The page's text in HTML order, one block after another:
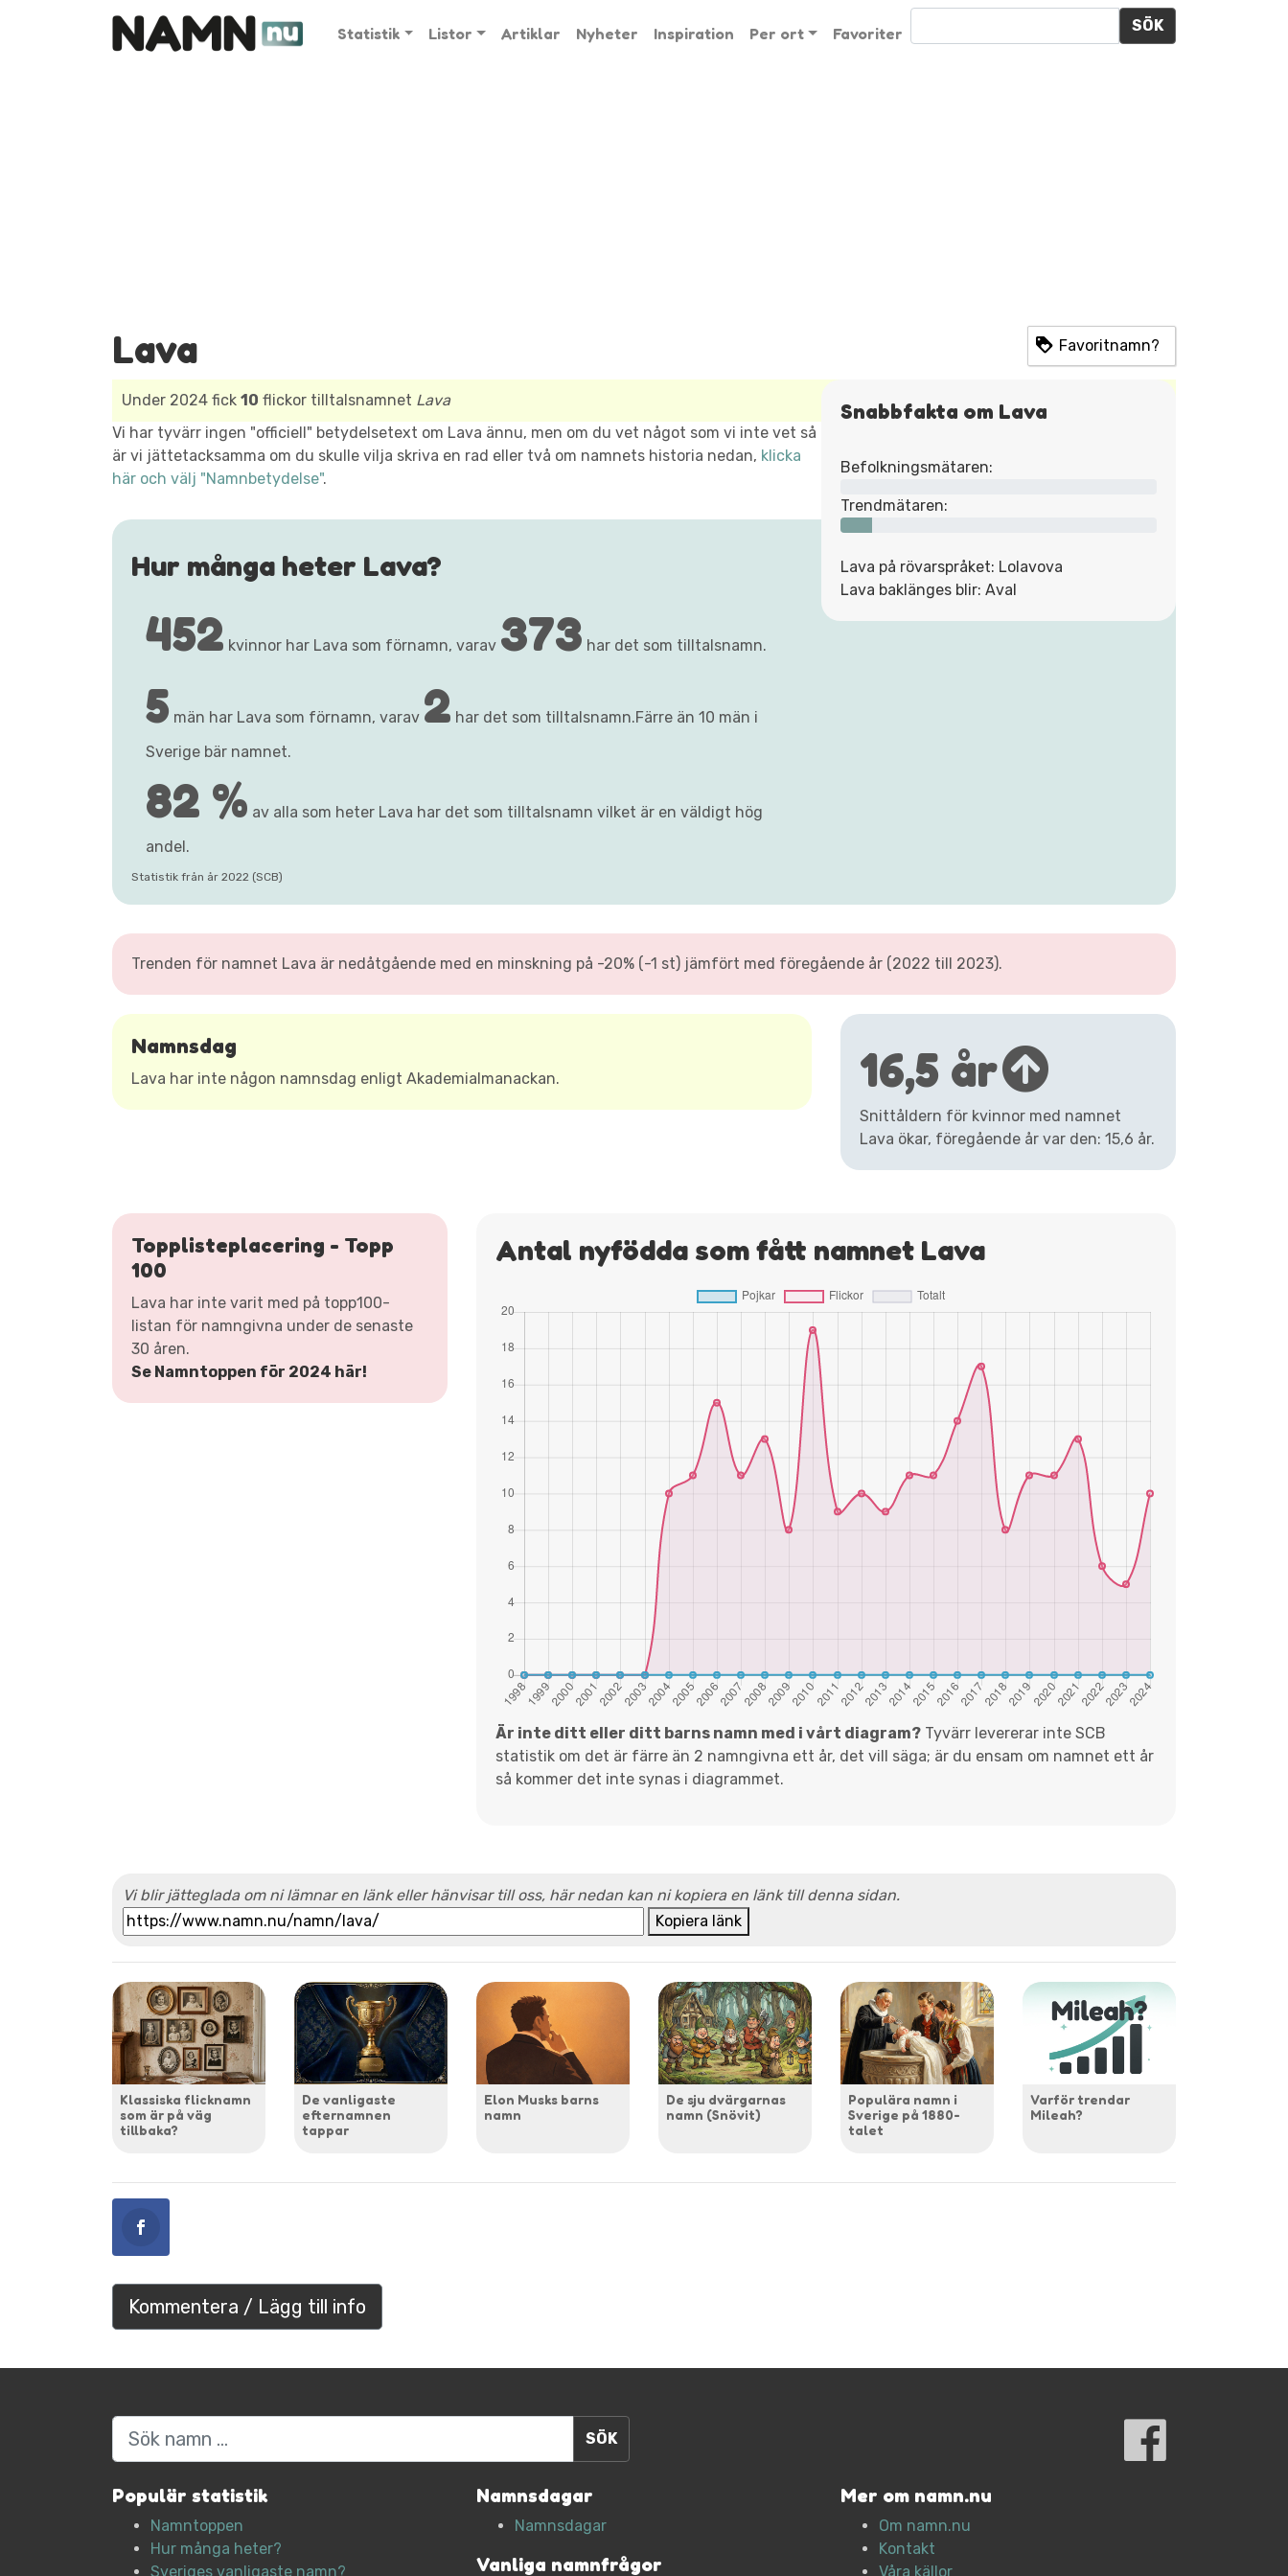
Statistik Listor Artiklar Nyheter Inspiration Per ort Favoriter SÖK
Lava Favoritnamn?
Snabbfakta om Lava
Befolkningsmätaren:
Trendmätaren:
Lava på rövarspråket: Lolavova
Lava baklänges blir: Aval
Under 2024 fick 10 flickor tilltalsnamnet Lava
Vi har tyvärr ingen "officiell" betydelsetext om Lava ännu, men om du vet något som vi inte vet så
är vi jättetacksamma om du skulle vilja skriva en rad eller två om namnets historia nedan, klicka
här och välj "Namnbetydelse".
Hur många heter Lava?
452 kvinnor har Lava som förnamn, varav 373 har det som tilltalsnamn.
5 män har Lava som förnamn, varav 2 har det som tilltalsnamn.Färre än 10 män i
Sverige bär namnet.
82 % av alla som heter Lava har det som tilltalsnamn vilket är en väldigt hög
andel.
Statistik från år 2022 (SCB)
Trenden för namnet Lava är nedåtgående med en minskning på -20% (-1 st) jämfört med föregående år (2022 till 2023).
Namnsdag
Lava har inte någon namnsdag enligt Akademialmanackan. 16,5 år
Snittåldern för kvinnor med namnet
Lava ökar, föregående år var den: 15,6 år.
Topplisteplacering - Topp
100
Lava har inte varit med på topp100-
listan för namngivna under de senaste
30 åren.
Se Namntoppen för 2024 här!
Antal nyfödda som fått namnet Lava
Är inte ditt eller ditt barns namn med i vårt diagram?Tyvärr levererar inte SCB
statistik om det är färre än 2 namngivna ett år, det vill säga; är du ensam om namnet ett år
så kommer det inte synas i diagrammet.
Vi blir jätteglada om ni lämnar en länk eller hänvisar till oss, här nedan kan ni kopiera en länk till denna sidan.
Kopiera länk
Klassiska flicknamn
som är på väg
tillbaka?
De vanligaste
efternamnen
tappar
Elon Musks barns
namn
De sju dvärgarnas
namn (Snövit)
Populära namn i
Sverige på 1880-
talet
Varför trendar
Mileah?
Kommentera / Lägg till info
Sök
Populär statistik
Namntoppen
Hur många heter?
Sveriges vanligaste namn?
Namnsdagar
Namnsdagar
Vanliga namnfrågor
Mer om namn.nu
Om namn.nu
Kontakt
Våra källor